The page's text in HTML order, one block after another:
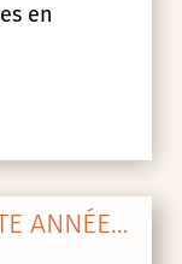
en
ANNÉE…